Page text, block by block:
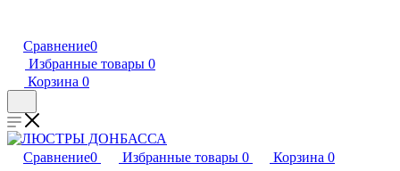
Сравнение0
Избранные товары 0
Корзина 0
Сравнение0 Избранные товары 0 Корзина 0